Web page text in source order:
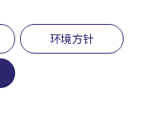
环境方针